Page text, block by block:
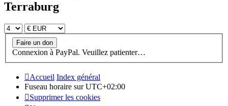
Terraburg
Connexion à PayPal. Veuillez patienter…
Accueil Index général
Fuseau horaire surUTC+02:00
Supprimer les cookies